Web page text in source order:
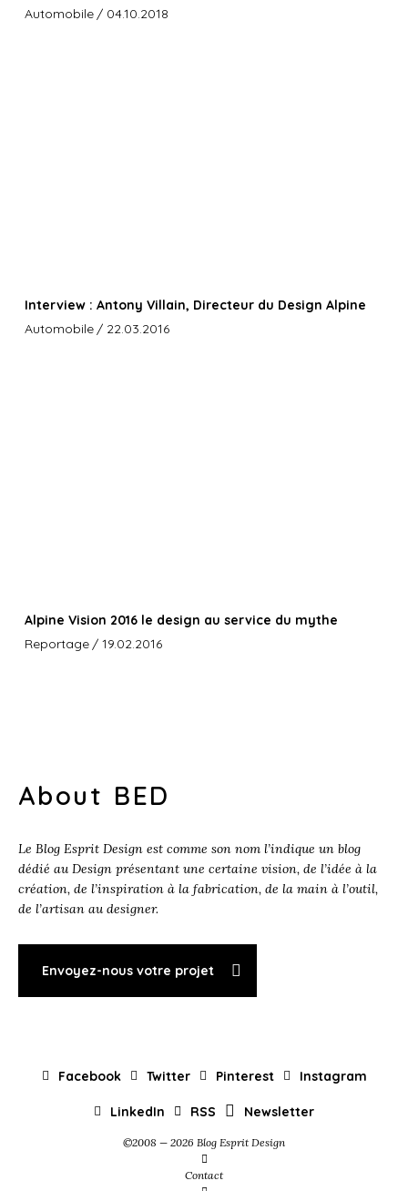
Automobile / 04.10.2018
Interview : Antony Villain, Directeur du Design Alpine
Automobile / 22.03.2016
Alpine Vision 2016 le design au service du mythe
Reportage / 19.02.2016
About BED
Le Blog Esprit Design est comme son nom l’indique un blog
dédié au Design présentant une certaine vision, de l’idée à la
création, de l’inspiration à la fabrication, de la main à l’outil,
de l’artisan au designer.
Envoyez-nous votre projet
Facebook Twitter Pinterest Instagram
LinkedIn RSS Newsletter
©2008 — 2026 Blog Esprit Design
Contact